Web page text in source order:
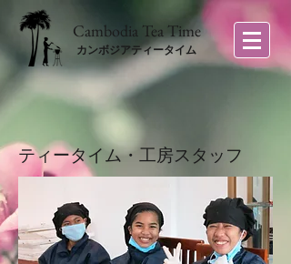
​Cambodia Tea Time
カンボジアティータイム
ティータイム・工房スタッフ